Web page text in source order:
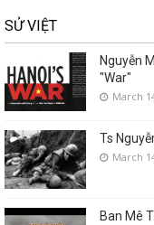
SỬ VIỆT
Nguyễn
"War"
March
Ts
March
Ban Mê